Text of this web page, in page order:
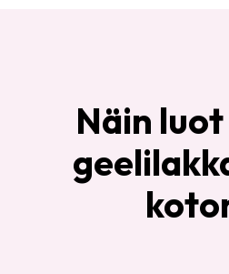
Näin